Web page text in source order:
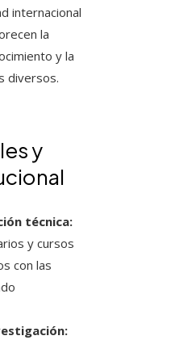
internacional
la
y la
diversos.
y
técnica:
y cursos
con las